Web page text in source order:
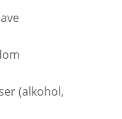
(alkohol,